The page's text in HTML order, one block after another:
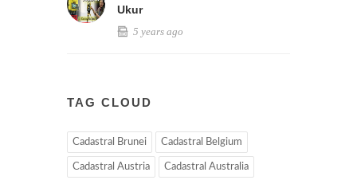
Ukur
5 years ago
TAG CLOUD
Cadastral Brunei Cadastral Belgium
Cadastral Austria Cadastral Australia